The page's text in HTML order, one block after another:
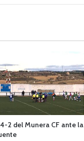
2 del Munera CF ante la